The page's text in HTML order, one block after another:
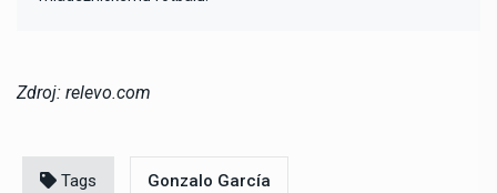
Zdroj: relevo.com
Tags Gonzalo García